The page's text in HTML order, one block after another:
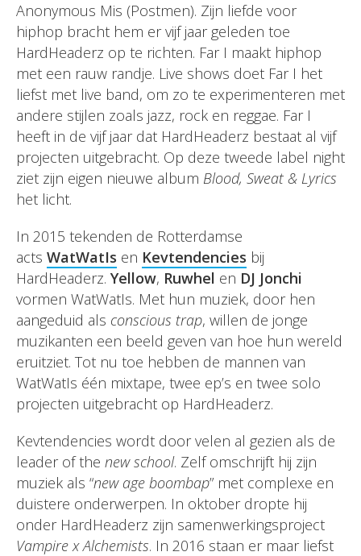
Anonymous Mis (Postmen). Zijn liefde voor
hiphop bracht hem er vijf jaar geleden toe
HardHeaderz op te richten. Far I maakt hiphop
met een rauw randje. Live shows doet Far I het
liefst met live band, om zo te experimenteren met
andere stijlen zoals jazz, rock en reggae. Far I
heeft in de vijf jaar dat HardHeaderz bestaat al vijf
projecten uitgebracht. Op deze tweede label night
ziet zijn eigen nieuwe album Blood, Sweat & Lyrics
het licht.
In 2015 tekenden de Rotterdamse
acts WatWatIs en Kevtendencies bij
HardHeaderz. Yellow, Ruwhel en DJ Jonchi
vormen WatWatIs. Met hun muziek, door hen
aangeduid als conscious trap, willen de jonge
muzikanten een beeld geven van hoe hun wereld
eruitziet. Tot nu toe hebben de mannen van
WatWatIs één mixtape, twee ep’s en twee solo
projecten uitgebracht op HardHeaderz.
Kevtendencies wordt door velen al gezien als de
leader of the new school. Zelf omschrijft hij zijn
muziek als “new age boombap” met complexe en
duistere onderwerpen. In oktober dropte hij
onder HardHeaderz zijn samenwerkingsproject
Vampire x Alchemists. In 2016 staan er maar liefst